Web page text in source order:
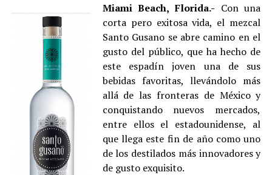
Miami Beach, Florida.- Con una
corta pero exitosa vida, el mezcal
Santo Gusano se abre camino en el
gusto del público, que ha hecho de
este espadín joven una de sus
bebidas favoritas, llevándolo más
allá de las fronteras de México y
conquistando nuevos mercados,
entre ellos el estadounidense, al
que llega este fin de año como uno
de los destilados más innovadores y
de gusto exquisito.